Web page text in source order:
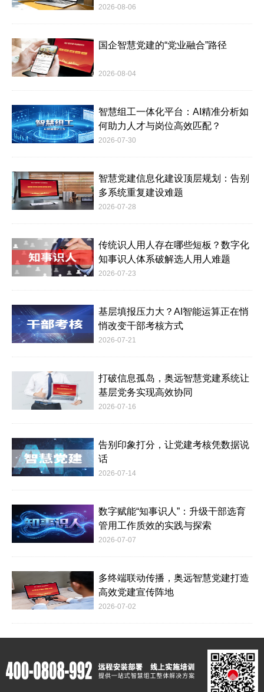
2026-08-06
国企智慧党建的“党业融合”路径
2026-08-04
智慧组工一体化平台：AI精准分析如
何助力人才与岗位高效匹配？
2026-07-30
智慧党建信息化建设顶层规划：告别
多系统重复建设难题
2026-07-28
传统识人用人存在哪些短板？数字化
知事识人体系破解选人用人难题
2026-07-23
基层填报压力大？AI智能运算正在悄
悄改变干部考核方式
2026-07-21
打破信息孤岛，奥远智慧党建系统让
基层党务实现高效协同
2026-07-16
告别印象打分，让党建考核凭数据说
话
2026-07-14
数字赋能“知事识人”：升级干部选育
管用工作质效的实践与探索
2026-07-07
多终端联动传播，奥远智慧党建打造
高效党建宣传阵地
2026-07-02